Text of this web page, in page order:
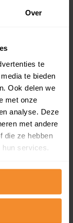
Over
te
te bieden
Ook delen we
met onze
analyse. Deze
met andere
die ze hebben
services.
(koopsom
Dit
en